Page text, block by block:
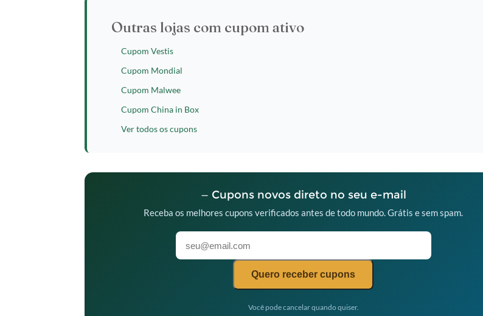
Outras lojas com cupom ativo
Cupom Vestis
Cupom Mondial
Cupom Malwee
Cupom China in Box
Ver todos os cupons
— Cupons novos direto no seu e-mail
Receba os melhores cupons verificados antes de todo mundo. Grátis e sem spam.
Quero receber cupons
Você pode cancelar quando quiser.